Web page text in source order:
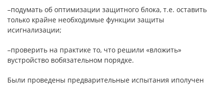
–подумать об оптимизации защитного блока, т.е. оставить
только крайне необходимые функции защиты
исигнализации;
–проверить на практике то, что решили «вложить»
вустройство вобязательном порядке.
Были проведены предварительные испытания иполучен